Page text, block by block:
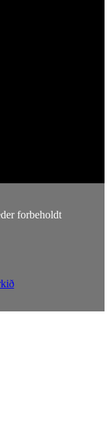
forbeholdt